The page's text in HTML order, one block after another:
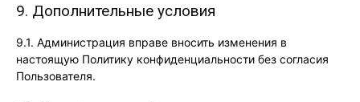
9. Дополнительные условия
9.1. Администрация вправе вносить изменения в
настоящую Политику конфиденциальности без согласия
Пользователя.